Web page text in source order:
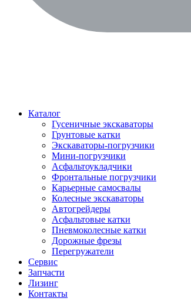
Каталог
Гусеничные экскаваторы
Грунтовые катки
Экскаваторы-погрузчики
Мини-погрузчики
Асфальтоукладчики
Фронтальные погрузчики
Карьерные самосвалы
Колесные экскаваторы
Автогрейдеры
Асфальтовые катки
Пневмоколесные катки
Дорожные фрезы
Перегружатели
Сервис
Запчасти
Лизинг
Контакты